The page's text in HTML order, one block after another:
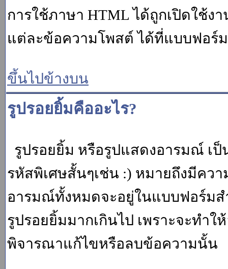
การใช้ภาษา HTML ได้ถูกเปิดใช้
แต่ละข้อความโพสต์ ได้ที่แบบฟอร์
ขึ้นไปข้างบน
รูปรอยยิ้มคืออะไร?
รูปรอยยิ้ม หรือรูปแสดงอารมณ์ เ
รหัสพิเศษสั้นๆเช่น :) หมายถึงมีคว
อารมณ์ทั้งหมดจะอยู่ในแบบฟอร์ม
รูปรอยยิ้มมากเกินไป เพราะจะทำใ
พิจารณาแก้ไขหรือลบข้อความนั้น